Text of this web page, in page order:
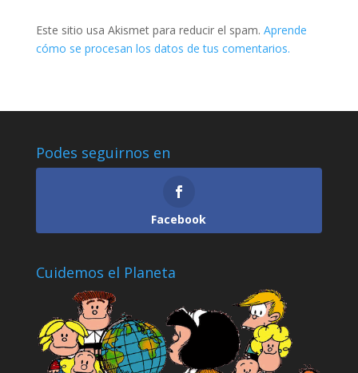
Este sitio usa Akismet para reducir el spam. Aprende
cómo se procesan los datos de tus comentarios.
Podes seguirnos en
Facebook
Cuidemos el Planeta